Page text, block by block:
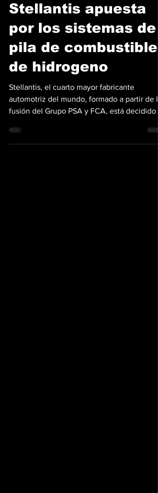
Edsson Araúz
7 abr 2021
3 min de lectura
Stellantis apuesta
por los sistemas de
pila de combustible
de hidrogeno
Stellantis, el cuarto mayor fabricante
automotriz del mundo, formado a partir de la